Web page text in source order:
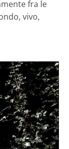
fra le
vivo,